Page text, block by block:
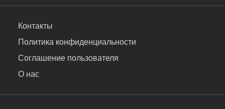
Контакты
Политика конфиденциальности
Соглашение пользователя
О нас